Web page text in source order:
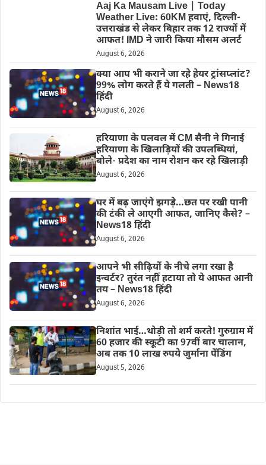
Aaj Ka Mausam Live | Today
Weather Live: 60KM हवाएं, दिल्ली-
उत्तराखंड से लेकर बिहार तक 12 राज्यों में
आफत! IMD ने जारी किया मौसम अलर्ट
August 6, 2026
क्या आप भी कराने जा रहे हेयर ट्रांसप्लांट?
99% लोग करते हैं ये गलती – News18
हिंदी
August 6, 2026
हरियाणा के पलवल में CM सैनी ने गिनाई
हरियाणा के खिलाड़ियों की उपलब्धियां,
बोले- प्रदेश का नाम रोशन कर रहे खिलाड़ी
August 6, 2026
घर में बढ़ जाएंगे झगड़े…छत पर रखी पानी
की टंकी ले आएगी आफत, जानिए कैसे? –
News18 हिंदी
August 6, 2026
आपने भी सीढ़ियों के नीचे लगा रखा है
इन्वर्टर? तुरंत नहीं हटाया तो ये आफत आनी
तय – News18 हिंदी
August 6, 2026
निशांत भाई…थोड़ी तो शर्म करते! गुरुग्राम में
60 हजार की स्कूटी का 97वीं बार चालान,
अब तक 10 लाख रुपये जुर्माना पेंडिंग
August 5, 2026